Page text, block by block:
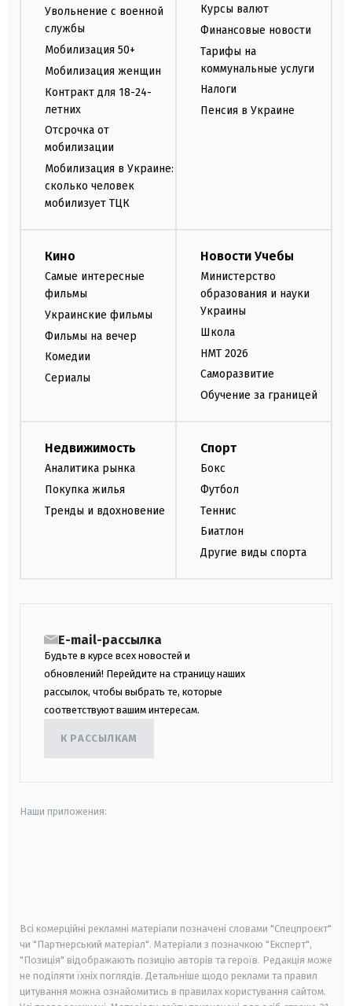
Увольнение с военной
службы
Мобилизация 50+
Мобилизация женщин
Контракт для 18-24-
летних
Отсрочка от
мобилизации
Мобилизация в Украине:
сколько человек
мобилизует ТЦК
Курсы валют
Финансовые новости
Тарифы на
коммунальные услуги
Налоги
Пенсия в Украине
Кино
Самые интересные
фильмы
Украинские фильмы
Фильмы на вечер
Комедии
Сериалы
Новости Учебы
Министерство
образования и науки
Украины
Школа
НМТ 2026
Саморазвитие
Обучение за границей
Недвижимость
Аналитика рынка
Покупка жилья
Тренды и вдохновение
Спорт
Бокс
Футбол
Теннис
Биатлон
Другие виды спорта
E-mail-рассылка
Будьте в курсе всех новостей и
обновлений! Перейдите на страницу наших
рассылок, чтобы выбрать те, которые
соответствуют вашим интересам.
К РАССЫЛКАМ
Наши приложения:
Всі комерційні рекламні матеріали позначені словами "Спецпроєкт"
чи "Партнерський матеріал". Матеріали з позначкою "Експерт",
"Позиція" відображають позицію авторів та героїв. Редакція може
не поділяти їхніх поглядів. Детальніше щодо реклами та правил
цитування можна ознайомитись в правилах користування сайтом.